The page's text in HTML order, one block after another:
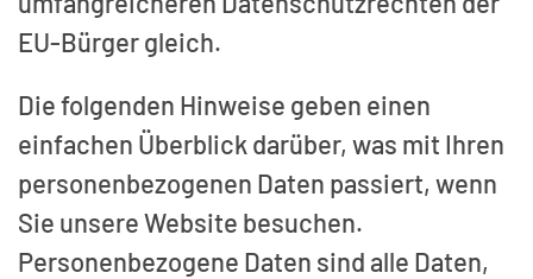
EU-Bürger gleich.
Die folgenden Hinweise geben einen
einfachen Überblick darüber, was mit Ihren
personenbezogenen Daten passiert, wenn
Sie unsere Website besuchen.
Personenbezogene Daten sind alle Daten,